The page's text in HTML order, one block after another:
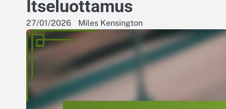
Itseluottamus
27/01/2026 Miles Kensington